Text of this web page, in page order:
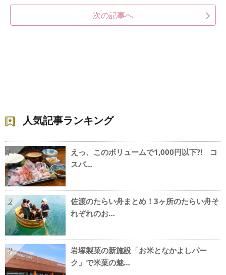
次の記事へ
人気記事ランキング
1
えっ、このボリュームで1,000円以下?! コ
スパ…
2
佐渡のたらい舟まとめ！3ヶ所のたらい舟そ
れぞれのお…
3
岩塚製菓の新施設「お米となかよしパー
ク」で米菓の魅…